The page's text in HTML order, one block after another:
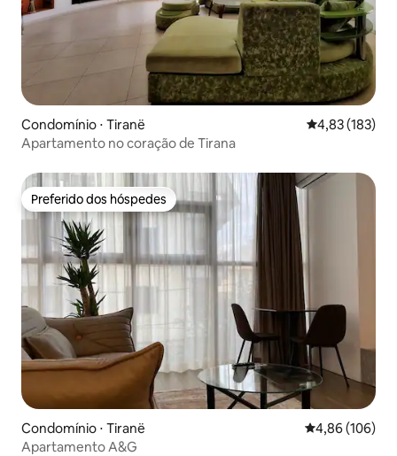
Condomínio ⋅ Tiranë 4,83 de uma
4,83 (183)
Apartamento no coração de Tirana
Preferido dos hóspedes
Preferido dos hóspedes
Condomínio ⋅ Tiranë 4,86 de uma
4,86 (106)
Apartamento A&G